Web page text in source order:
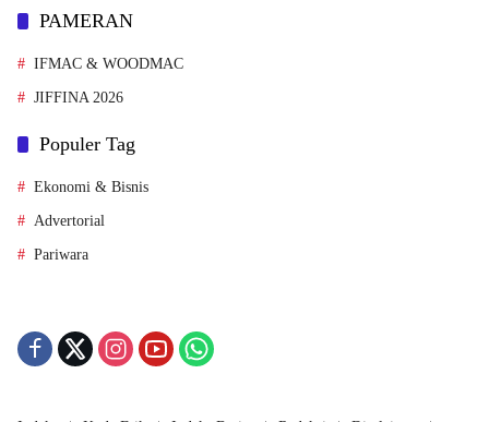
PAMERAN
IFMAC & WOODMAC
JIFFINA 2026
Populer Tag
Ekonomi & Bisnis
Advertorial
Pariwara